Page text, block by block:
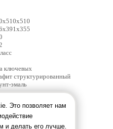
ключевых
структурированный
эмаль
Это позволяет нам
и делать его лучше.